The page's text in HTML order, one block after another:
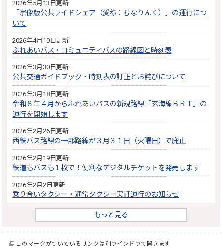
2026年5月13日更新
「宗像版公共ライドシェア（愛称：むなりんく）」の運行につ
いて
2026年4月10日更新
ふれあいバス・コミュニティバスの路線図と時刻表
2026年3月30日更新
公共交通ガイドブック・時刻表の訂正とお詫びについて
2026年3月18日更新
令和８年４月からふれあいバスの新規路線「玄海線ＢＲＴ」の
運行を開始します
2026年2月26日更新
西鉄バス路線の一部路線が３月３１日（火曜日）で廃止
2026年2月19日更新
鉄道もバスも１枚で！便利なデジタルチケットを発売します
2026年2月2日更新
乗り合いタクシー・通常タクシー実証運行のお知らせ
もっと見る
このマークがついているリンクは別ウインドウで開きます